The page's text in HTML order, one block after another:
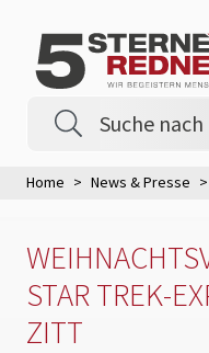
Home News & Presse
STAR TREK-
ZITT